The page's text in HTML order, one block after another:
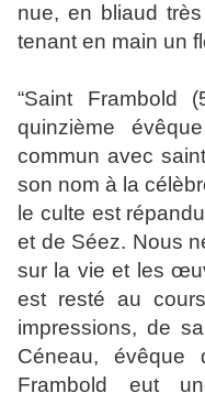
nue, en bliaud
tenant en main un
“Saint Frambold
quinzième
commun avec
son nom à la
le culte est
et de Séez. Nous
sur la vie et les
est resté au
impressions, de
Céneau, évêque
Frambold eut